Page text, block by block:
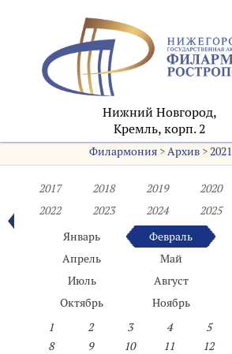
Нижний Новгород,
Кремль, корп. 2
Филармония>Архив>2021
2017 2018 2019 2020
2022
2023 2024 2025
Январь
Февраль
Апрель
Май
Июль
Август
Октябрь
Ноябрь
1
2 3 4 5
8
9 10 11 12